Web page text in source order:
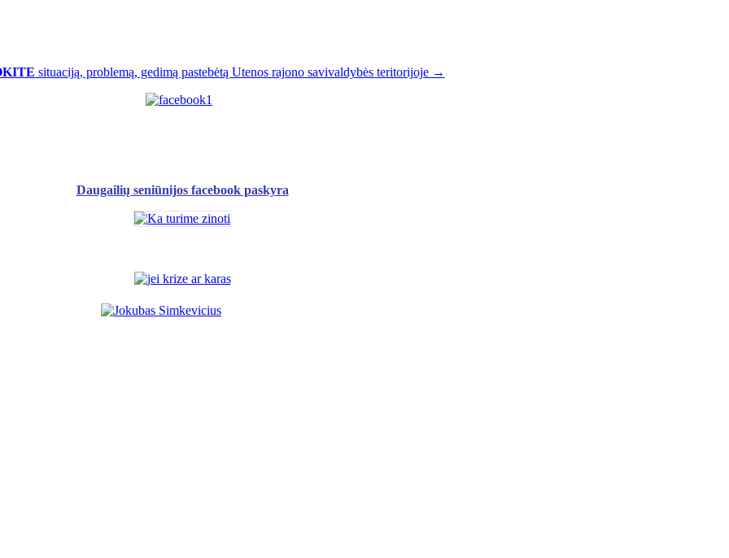
situaciją, problemą, gedimą pastebėtą Utenos rajono savivaldybės teritorijoje →
Daugailių seniūnijos facebook paskyra